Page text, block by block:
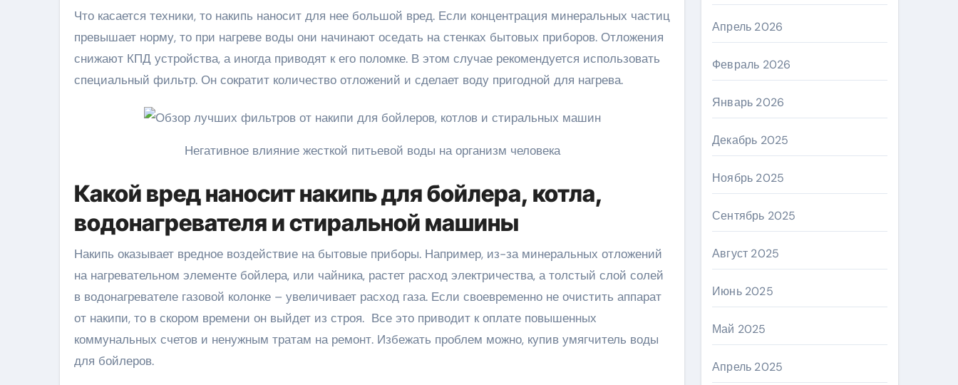
Что касается техники, то накипь наносит для нее большой вред. Если концентрация минеральных частиц
превышает норму, то при нагреве воды они начинают оседать на стенках бытовых приборов. Отложения
снижают КПД устройства, а иногда приводят к его поломке. В этом случае рекомендуется использовать
специальный фильтр. Он сократит количество отложений и сделает воду пригодной для нагрева.
Негативное влияние жесткой питьевой воды на организм человека
Какой вред наносит накипь для бойлера, котла,
водонагревателя и стиральной машины
Накипь оказывает вредное воздействие на бытовые приборы. Например, из-за минеральных отложений
на нагревательном элементе бойлера, или чайника, растет расход электричества, а толстый слой солей
в водонагревателе газовой колонке – увеличивает расход газа. Если своевременно не очистить аппарат
от накипи, то в скором времени он выйдет из строя. Все это приводит к оплате повышенных
коммунальных счетов и ненужным тратам на ремонт. Избежать проблем можно, купив умягчитель воды
для бойлеров.
Апрель 2026
Февраль 2026
Январь 2026
Декабрь 2025
Ноябрь 2025
Сентябрь 2025
Август 2025
Июнь 2025
Май 2025
Апрель 2025